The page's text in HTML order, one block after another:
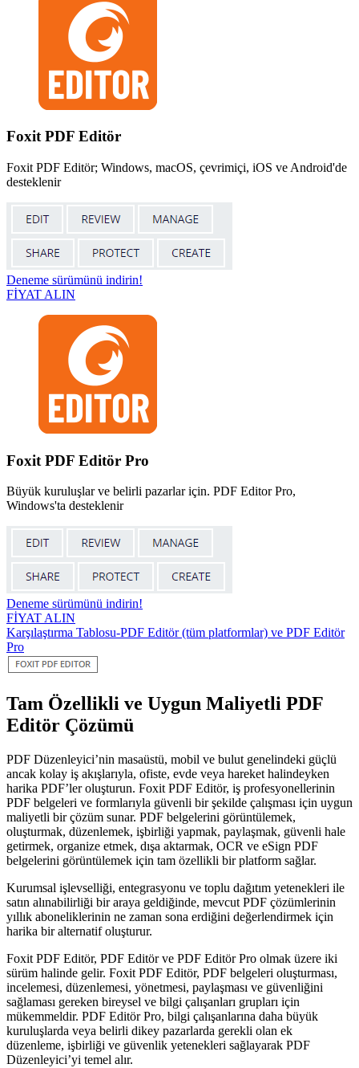
Foxit PDF Editör
Foxit PDF Editör; Windows, macOS, çevrimiçi, iOS ve Android'de
desteklenir
Deneme sürümünü indirin!
FİYAT ALIN
Foxit PDF Editör Pro
Büyük kuruluşlar ve belirli pazarlar için. PDF Editor Pro,
Windows'ta desteklenir
Deneme sürümünü indirin!
FİYAT ALIN
Karşılaştırma Tablosu-PDF Editör (tüm platformlar) ve PDF Editör
Pro
Tam Özellikli ve Uygun Maliyetli PDF
Editör Çözümü
PDF Düzenleyici’nin masaüstü, mobil ve bulut genelindeki güçlü
ancak kolay iş akışlarıyla, ofiste, evde veya hareket halindeyken
harika PDF’ler oluşturun. Foxit PDF Editör, iş profesyonellerinin
PDF belgeleri ve formlarıyla güvenli bir şekilde çalışması için uygun
maliyetli bir çözüm sunar. PDF belgelerini görüntülemek,
oluşturmak, düzenlemek, işbirliği yapmak, paylaşmak, güvenli hale
getirmek, organize etmek, dışa aktarmak, OCR ve eSign PDF
belgelerini görüntülemek için tam özellikli bir platform sağlar.
Kurumsal işlevselliği, entegrasyonu ve toplu dağıtım yetenekleri ile
satın alınabilirliği bir araya geldiğinde, mevcut PDF çözümlerinin
yıllık aboneliklerinin ne zaman sona erdiğini değerlendirmek için
harika bir alternatif oluşturur.
Foxit PDF Editör, PDF Editör ve PDF Editör Pro olmak üzere iki
sürüm halinde gelir. Foxit PDF Editör, PDF belgeleri oluşturması,
incelemesi, düzenlemesi, yönetmesi, paylaşması ve güvenliğini
sağlaması gereken bireysel ve bilgi çalışanları grupları için
mükemmeldir. PDF Editör Pro, bilgi çalışanlarına daha büyük
kuruluşlarda veya belirli dikey pazarlarda gerekli olan ek
düzenleme, işbirliği ve güvenlik yetenekleri sağlayarak PDF
Düzenleyici’yi temel alır.